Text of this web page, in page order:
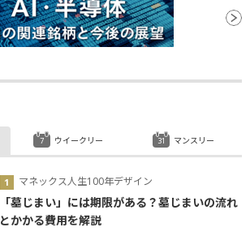
マネックス人生100年デザイン
「墓じまい」には期限がある？墓じまいの流れ
とかかる費用を解説
ウイークリー マンスリー